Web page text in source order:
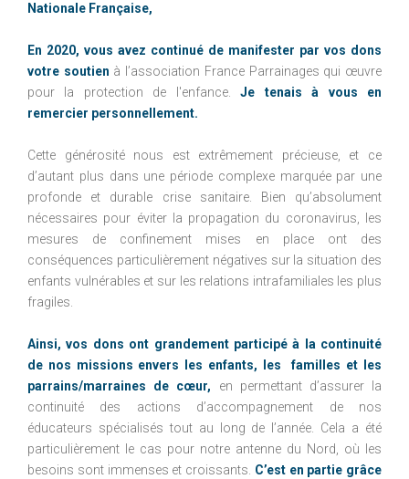
Nationale Française,
En 2020, vous avez continué de manifester par vos dons
votre soutien à l’association France Parrainages qui œuvre
pour la protection de l'enfance.Je tenais à vous en
remercier personnellement.
Cette générosité nous est extrêmement précieuse, et ce
d’autant plus dans une période complexe marquée par une
profonde et durable crise sanitaire. Bien qu’absolument
nécessaires pour éviter la propagation du coronavirus, les
mesures de confinement mises en place ont des
conséquences particulièrement négatives sur la situation des
enfants vulnérables et sur les relations intrafamiliales les plus
fragiles.
Ainsi, vos dons ont grandement participé à la continuité
de nos missions envers les enfants, les familles et les
parrains/marraines de cœur, en permettant d’assurer la
continuité des actions d’accompagnement de nos
éducateurs spécialisés tout au long de l’année. Cela a été
particulièrement le cas pour notre antenne du Nord, où les
besoins sont immenses et croissants. C’est en partie grâce